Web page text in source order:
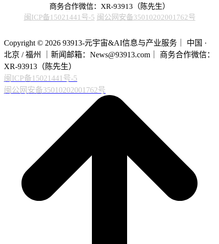
商务合作微信：XR-93913（陈先生）
闽ICP备15021441号-5 闽公网安备35010202001762号
Copyright © 2026 93913-元宇宙&AI信息与产业服务｜ 中国 ·
北京 / 福州 ｜新闻邮箱：News@93913.com｜ 商务合作微信：
XR-93913（陈先生）
闽ICP备15021441号-5
闽公网安备35010202001762号